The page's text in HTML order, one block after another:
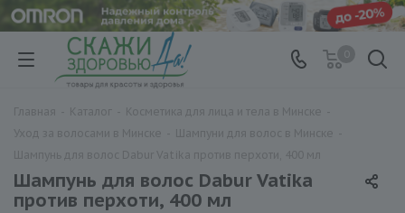
Шампунь для волос Dabur Vatika
против перхоти, 400 мл